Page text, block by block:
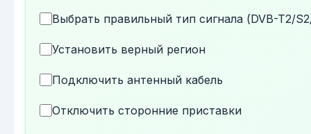
Выбрать правильный тип сигнала (DVB-T2/
Установить верный регион
Подключить антенный кабель
Отключить сторонние приставки